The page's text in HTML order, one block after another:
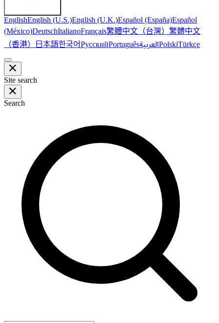
EnglishEnglish (U.S.)English (U.K.)Español (España)Español
(México)DeutschItalianoFrançais繁體中文（台灣） 繁體中文
（香港） 日本語한국어РусскийPortuguêsالعربيةPolskiTürkçe
Site search
Search